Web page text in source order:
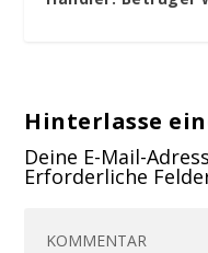
Hinterlasse
Deine E-Mail-
Erforderliche